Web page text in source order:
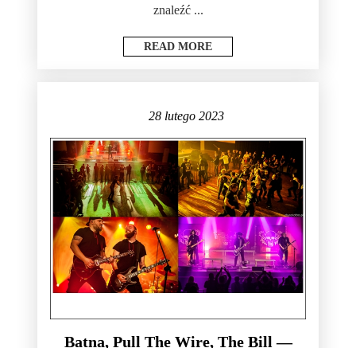
znaleźć ...
READ MORE
28 lutego 2023
Batna, Pull The Wire, The Bill —